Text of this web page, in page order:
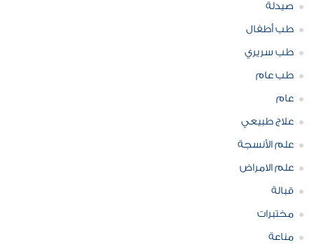
صيدلة
طب أطفال
طب سريري
طب عام
عام
علاج طبيعي
علم الأنسجة
علم الامراض
قبالة
مختبرات
مناعة